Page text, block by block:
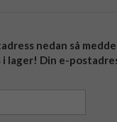
nedan så
lager! Din e-